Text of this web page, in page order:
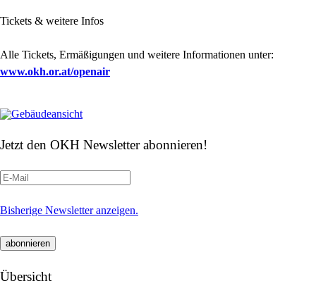
Tickets & weitere Infos
Alle Tickets, Ermäßigungen und weitere Informationen unter:
www.okh.or.at/openair
Jetzt den OKH Newsletter abonnieren!
Bisherige Newsletter anzeigen.
Übersicht